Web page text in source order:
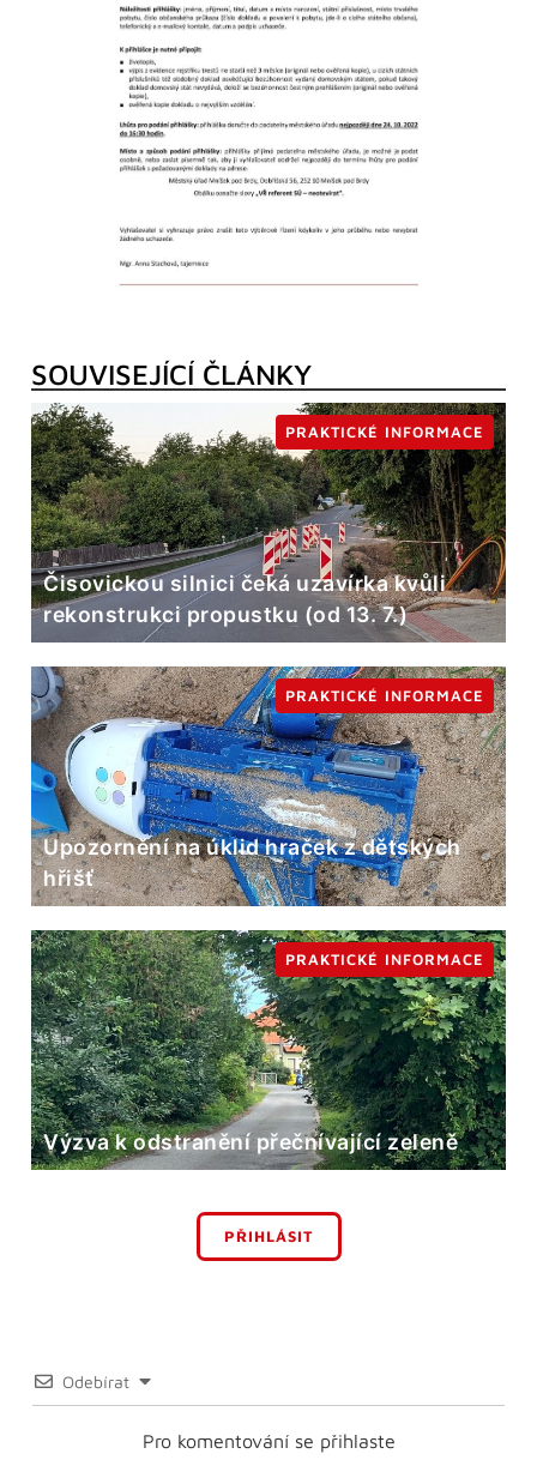
SOUVISEJÍCÍ ČLÁNKY
Čisovickou silnici čeká uzavírka kvůli
rekonstrukci propustku (od 13. 7.)
PRAKTICKÉ INFORMACE
Upozornění na úklid hraček z dětských
hřišť
PRAKTICKÉ INFORMACE
Výzva k odstranění přečnívající zeleně
PRAKTICKÉ INFORMACE
PŘIHLÁSIT
Odebírat
Pro komentování se přihlaste